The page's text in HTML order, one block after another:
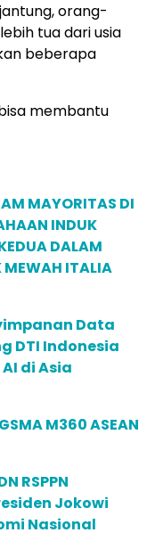
orang-
tua dari usia
beberapa
membantu
MAYORITAS DI
INDUK
DALAM
MEWAH ITALIA
Data
DTI Indonesia
di Asia
M360 ASEAN
RSPPN
Jokowi
Nasional